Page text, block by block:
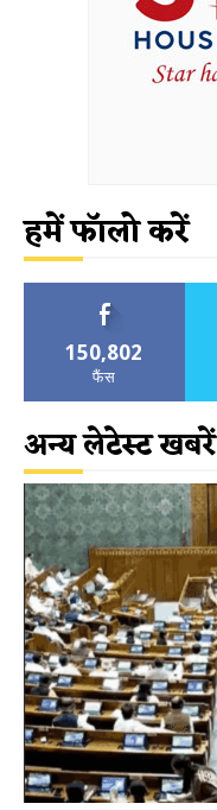
हमें फॉलो करें
150,802
फैंस
अन्य लेटेस्ट खबरें